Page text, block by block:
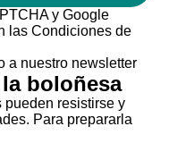
y Google
las Condiciones de
a nuestro newsletter
boloñesa
pueden resistirse y
Para prepararla